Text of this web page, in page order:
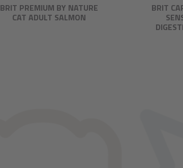
BRIT PREMIUM BY NATURE
CAT ADULT SALMON
BRIT